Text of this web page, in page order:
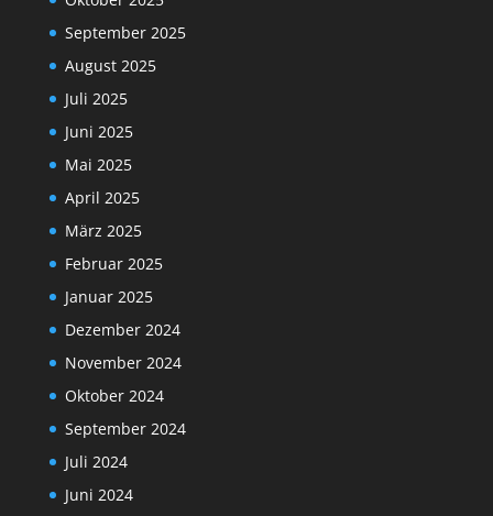
September 2025
August 2025
Juli 2025
Juni 2025
Mai 2025
April 2025
März 2025
Februar 2025
Januar 2025
Dezember 2024
November 2024
Oktober 2024
September 2024
Juli 2024
Juni 2024